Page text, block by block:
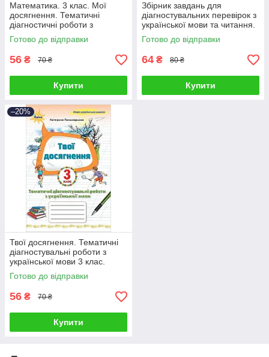
Математика. 3 клас. Мої
досягнення. Тематичні
діагностичні роботи з
математики. Листопад Н.
Готово до відправки
56 ₴ 70 ₴
Купити
Збірник завдань для
діагностувальних перевірок з
української мови та читання.
3 клас. Пономарьова К.
Готово до відправки
64 ₴ 80 ₴
Купити
–20%
Твої досягнення. Тематичні
діагностувальні роботи з
української мови 3 клас.
Пономарьова К.І.
Готово до відправки
56 ₴ 70 ₴
Купити